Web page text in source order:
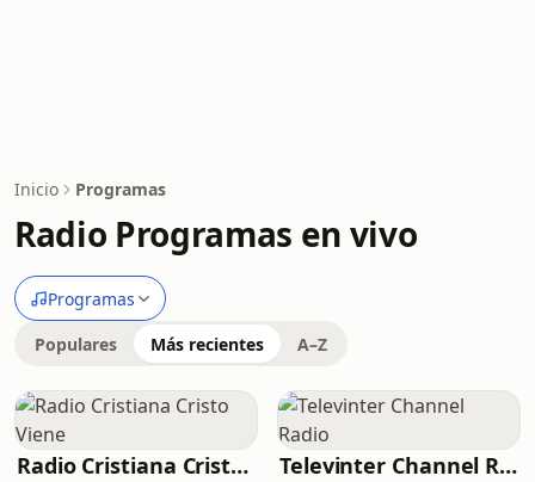
Inicio Programas
Radio Programas en vivo
Programas
Populares Más recientes A–Z
Radio Cristiana Cristo Viene Televinter Channel Radio